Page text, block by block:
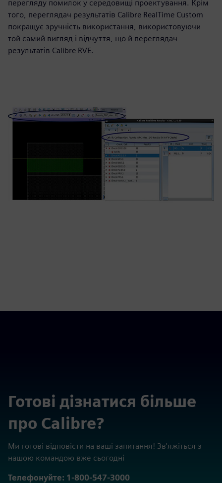
перегляду помилок у середовищі проектування. Крім
того, переглядач результатів Calibre RealTime Custom
покращує зручність використання, використовуючи
той самий вигляд і відчуття, що й переглядач
результатів Calibre RVE.
Готові дізнатися більше
про Calibre?
Ми готові відповісти на ваші запитання! Зв'яжіться з
нашою командою вже сьогодні
Телефонуйте: 1-800-547-3000